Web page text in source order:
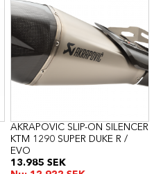
AKRAPOVIC SLIP-ON SILENCER
KTM 1290 SUPER DUKE R /
EVO
13.985 SEK